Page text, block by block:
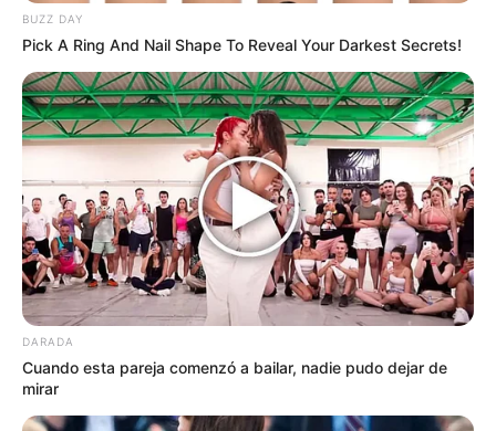
1/2 Taza de Arroz integral
1/2 Taza de Lentejas
3 Remolachas pequeñas
[crp]
BUZZ DAY
Pick A Ring And Nail Shape To Reveal Your Darkest Secrets!
DARADA
Cuando esta pareja comenzó a bailar, nadie pudo dejar de
mirar